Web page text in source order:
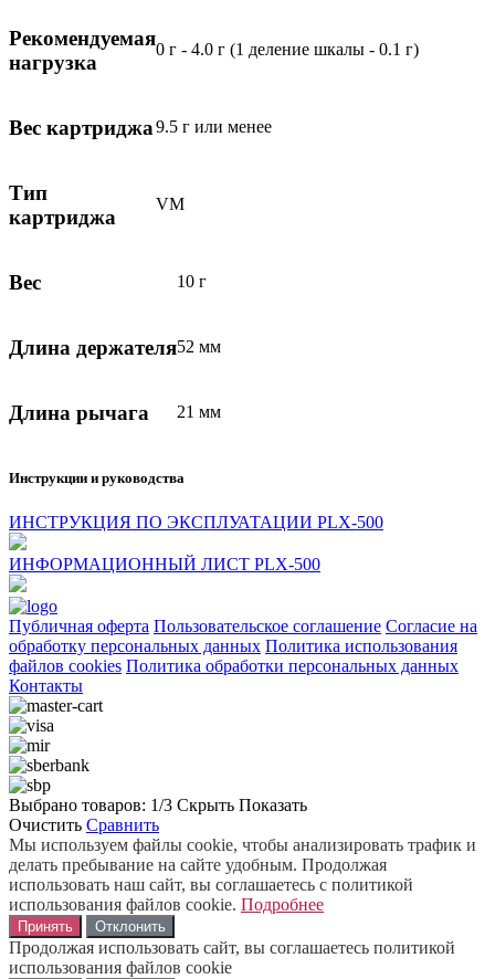
Рекомендуемая
нагрузка
0 г - 4.0 г (1 деление шкалы - 0.1 г)
Вес картриджа9.5 г или менее
Тип
картриджа
VM
Вес 10 г
Длина держателя52 мм
Длина рычага 21 мм
Инструкции и руководства
ИНСТРУКЦИЯ ПО ЭКСПЛУАТАЦИИ PLX-500
ИНФОРМАЦИОННЫЙ ЛИСТ PLX-500
Публичная оферта Пользовательское соглашение Согласие на
обработку персональных данных Политика использования
файлов cookies Политика обработки персональных данных
Контакты
Выбрано товаров: 1/3 Скрыть Показать
Очистить Сравнить
Мы используем файлы cookie, чтобы анализировать трафик и
делать пребывание на сайте удобным. Продолжая
использовать наш сайт, вы соглашаетесь с политикой
использования файлов cookie. Подробнее
Принять Отклонить
Продолжая использовать сайт, вы соглашаетесь политикой
использования файлов cookie